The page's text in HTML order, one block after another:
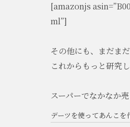
[amazonjs
ml”]
その他にも、まだま
これからもっと研究
スーパーでなかなか
デーツを使ってあんこを